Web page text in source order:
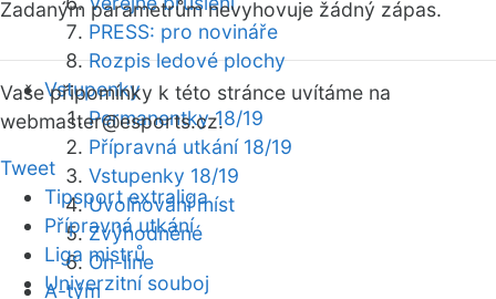
PRESS: pro novináře
Rozpis ledové plochy
Vstupenky
Permanentky 18/19
Přípravná utkání 18/19
Vstupenky 18/19
Uvolňování míst
Zvýhodněné
On-line
A-tým
Zadaným parametrům nevyhovuje žádný zápas.
Vaše připomínky k této stránce uvítáme na
webmaster@esports.cz.
Tweet
Tipsport extraliga
Přípravná utkání
Liga mistrů
Univerzitní souboj